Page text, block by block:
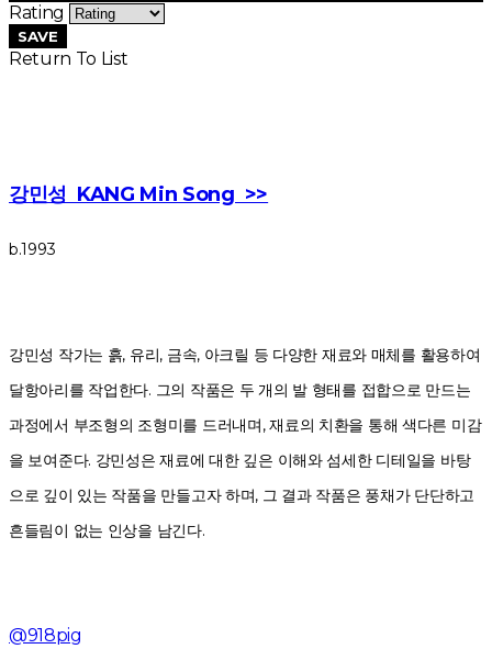
Rating
SAVE
Return To List
강민성 KANG Min Song >>
b.1993
강민성 작가는 흙, 유리, 금속, 아크릴 등 다양한 재료와 매체를 활용하여
달항아리를 작업한다. 그의 작품은 두 개의 발 형태를 접합으로 만드는
과정에서 부조형의 조형미를 드러내며, 재료의 치환을 통해 색다른 미감
을 보여준다. 강민성은 재료에 대한 깊은 이해와 섬세한 디테일을 바탕
으로 깊이 있는 작품을 만들고자 하며, 그 결과 작품은 풍채가 단단하고
흔들림이 없는 인상을 남긴다.
@918pig